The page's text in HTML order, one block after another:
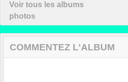
Voir tous les albums
photos
COMMENTEZ L'ALBUM